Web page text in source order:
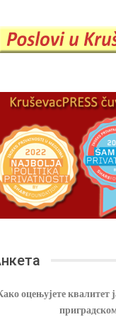
оцењујете квалитет